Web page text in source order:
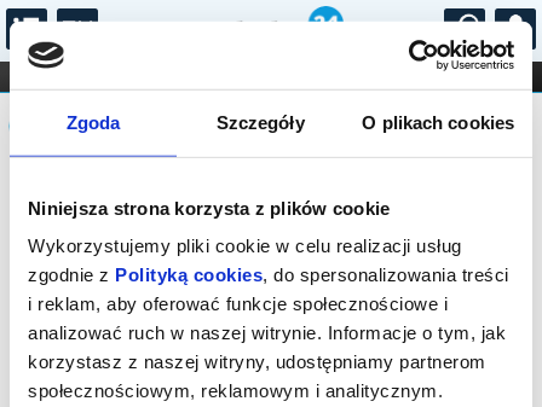
Zgoda Szczegóły O plikach cookies
Niniejsza strona korzysta z plików cookie
Wykorzystujemy pliki cookie w celu realizacji usług
zgodnie z Polityką cookies, do spersonalizowania treści
i reklam, aby oferować funkcje społecznościowe i
analizować ruch w naszej witrynie. Informacje o tym, jak
korzystasz z naszej witryny, udostępniamy partnerom
społecznościowym, reklamowym i analitycznym.
...
FILHARMONIA OPERA I BALET
STAND-UP
DLA DZIECI
Komunikat
Sprzedaż on-line została zakończona,
sprawdź dostępność biletów w kasie.